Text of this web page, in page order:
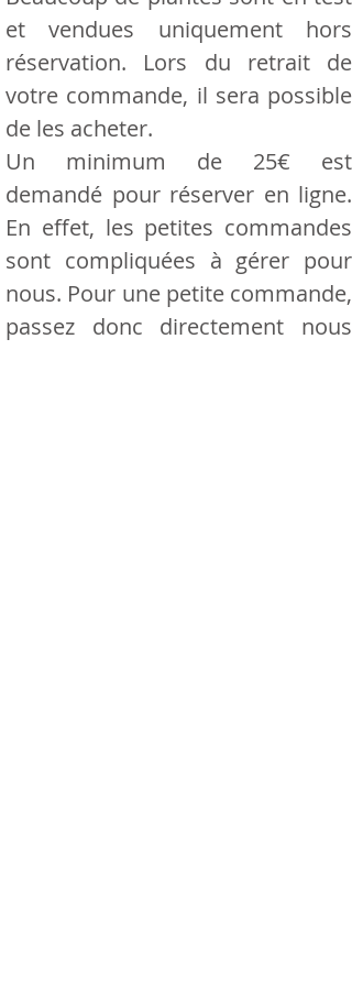
et vendues uniquement hors
réservation. Lors du retrait de
votre commande, il sera possible
de les acheter.
Un minimum de 25€ est
demandé pour réserver en ligne.
En effet, les petites commandes
sont compliquées à gérer pour
nous. Pour une petite commande,
passez donc directement nous